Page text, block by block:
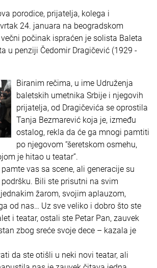
porodice, prijatelja, kolega i
24. januara na beogradskom
počinak ispraćen je solista Baleta
u penziji Čedomir Dragičević (1929 -
Biranim rečima, u ime Udruženja
baletskih umetnika Srbije i njegovih
prijatelja, od Dragičevića se oprostila
Tanja Bezmarević koja je, između
ostalog, rekla da će ga mnogi pamtiti
po njegovom “šeretskom osmehu,
je hitao u teatar”.
vas sa scene, ali generacije su
Bili ste prisutni na svim
žarom, svojim aplauzom,
od nas… Uz sve veliko i dobro što ste
i teatar, ostali ste Petar Pan, zauvek
zbog sreće svoje dece – kazala je
da ste otišli u neki novi teatar, ali